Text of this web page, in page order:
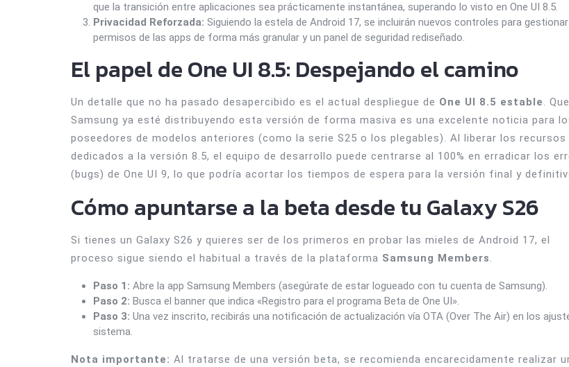
que la transición entre aplicaciones sea prácticamente instantánea, superando lo visto en One UI 8.5.
Privacidad Reforzada: Siguiendo la estela de Android 17, se incluirán nuevos controles para
permisos de las apps de forma más granular y un panel de seguridad rediseñado.
El papel de One UI 8.5: Despejando el camino
Un detalle que no ha pasado desapercibido es el actual despliegue de One UI 8.5 estable. Que
Samsung ya esté distribuyendo esta versión de forma masiva es una excelente noticia para
poseedores de modelos anteriores (como la serie S25 o los plegables). Al liberar los recursos
dedicados a la versión 8.5, el equipo de desarrollo puede centrarse al 100% en erradicar los
(bugs) de One UI 9, lo que podría acortar los tiempos de espera para la versión final y
Cómo apuntarse a la beta desde tu Galaxy S26
Si tienes un Galaxy S26 y quieres ser de los primeros en probar las mieles de Android 17, el
proceso sigue siendo el habitual a través de la plataforma Samsung Members.
Paso 1: Abre la app Samsung Members (asegúrate de estar logueado con tu cuenta de Samsung).
Paso 2: Busca el banner que indica «Registro para el programa Beta de One UI».
Paso 3: Una vez inscrito, recibirás una notificación de actualización vía OTA (Over The Air) en los
sistema.
Nota importante: Al tratarse de una versión beta, se recomienda encarecidamente realizar